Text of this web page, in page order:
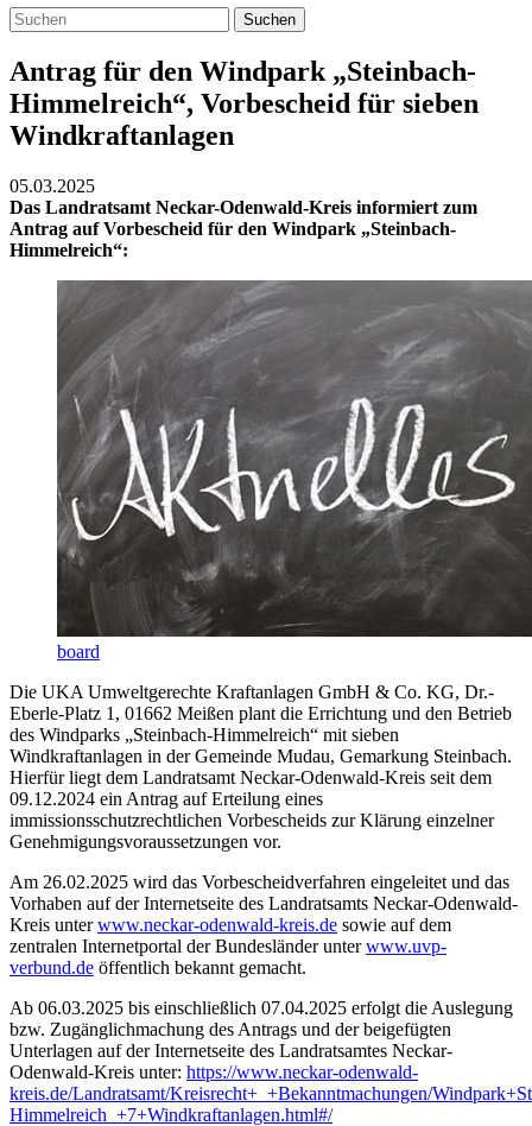
Suchen
Antrag für den Windpark „Steinbach-
Himmelreich“, Vorbescheid für sieben
Windkraftanlagen
05.03.2025
Das Landratsamt Neckar-Odenwald-Kreis informiert zum
Antrag auf Vorbescheid für den Windpark „Steinbach-
Himmelreich“:
board
Die UKA Umweltgerechte Kraftanlagen GmbH & Co. KG, Dr.-
Eberle-Platz 1, 01662 Meißen plant die Errichtung und den Betrieb
des Windparks „Steinbach-Himmelreich“ mit sieben
Windkraftanlagen in der Gemeinde Mudau, Gemarkung Steinbach.
Hierfür liegt dem Landratsamt Neckar-Odenwald-Kreis seit dem
09.12.2024 ein Antrag auf Erteilung eines
immissionsschutzrechtlichen Vorbescheids zur Klärung einzelner
Genehmigungsvoraussetzungen vor.
Am 26.02.2025 wird das Vorbescheidverfahren eingeleitet und das
Vorhaben auf der Internetseite des Landratsamts Neckar-Odenwald-
Kreis unterwww.neckar-odenwald-kreis.de sowie auf dem
zentralen Internetportal der Bundesländer unterwww.uvp-
verbund.de öffentlich bekannt gemacht.
Ab 06.03.2025 bis einschließlich 07.04.2025 erfolgt die Auslegung
bzw. Zugänglichmachung des Antrags und der beigefügten
Unterlagen auf der Internetseite des Landratsamtes Neckar-
Odenwald-Kreis unter: https://www.neckar-odenwald-
kreis.de/Landratsamt/Kreisrecht+_+Bekanntmachungen/
Himmelreich_+7+Windkraftanlagen.html#/